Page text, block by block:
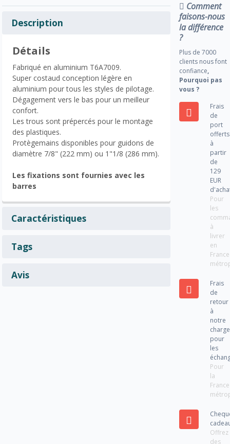
Description
Détails
Fabriqué en aluminium T6A7009.
Super costaud conception légère en
aluminium pour tous les styles de pilotage.
Dégagement vers le bas pour un meilleur
confort.
Les trous sont prépercés pour le montage
des plastiques.
Protègemains disponibles pour guidons de
diamètre 7/8" (222 mm) ou 1"1/8 (286 mm).
Les fixations sont fournies avec les
barres
Caractéristiques
Tags
Avis
Comment
faisons-nous
la différence
?
Plus de 7000
clients nous font
confiance,
Pourquoi pas
vous ?
Frais
de
port
offerts
à
partir
de
129
EUR
Pour
les
à
livrer
en
France
Frais
de
retour
à
notre
charge
pour
les
Pour
la
France
Offrez
des